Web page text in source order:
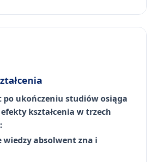
po ukończeniu studiów osiąga
kształcenia w trzech
wiedzy absolwent zna i